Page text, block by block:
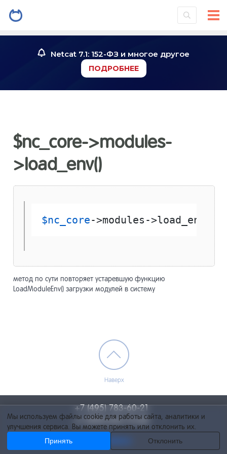
Netcat 7.1: 152-ФЗ и многое другое
ПОДРОБНЕЕ
$nc_core->modules-
>load_env()
$nc_core->modules->load_env(
метод по сути повторяет устаревшую функцию
LoadModuleEnv() загрузки модулей в систему
Наверх
+7 (495) 783-60-21
+7 (495) 055-73-84
Мы используем файлы cookie для работы сайта, аналитики и
улучшения сервиса. Вы можете принять или отклонить их.
Принять
Отклонить